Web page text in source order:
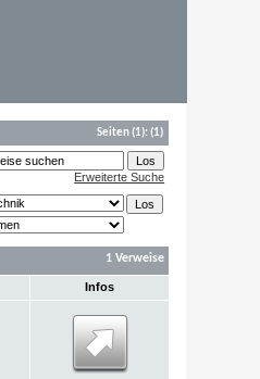
Seiten(1):(1)
Erweiterte Suche
1 Verweise
Infos